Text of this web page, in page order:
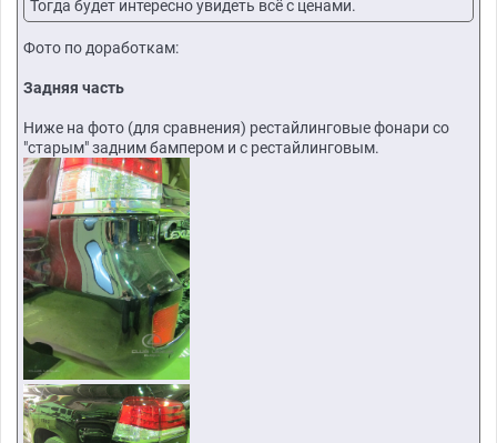
Тогда будет интересно увидеть всё с ценами.
Фото по доработкам:
Задняя часть
Ниже на фото (для сравнения) рестайлинговые фонари со
"старым" задним бампером и с рестайлинговым.